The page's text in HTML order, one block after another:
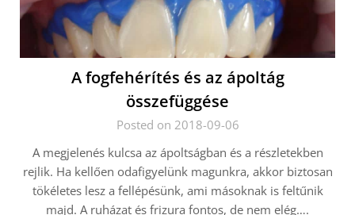
A fogfehérítés és az ápoltág
összefüggése
Posted on 2018-09-06
A megjelenés kulcsa az ápoltságban és a részletekben
rejlik. Ha kellően odafigyelünk magunkra, akkor biztosan
tökéletes lesz a fellépésünk, ami másoknak is feltűnik
majd. A ruházat és frizura fontos, de nem elég….